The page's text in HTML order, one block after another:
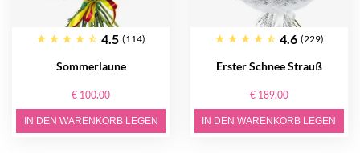
4.5 (114)
Sommerlaune
€ 100.00
IN DEN WARENKORB LEGEN
4.6 (229)
Erster Schnee Strauß
€ 189.00
IN DEN WARENKORB LEGEN